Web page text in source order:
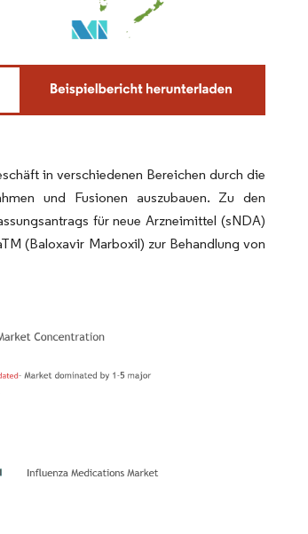
in verschiedenen Bereichen durch die
und Fusionen auszubauen. Zu den
für neue Arzneimittel (sNDA)
(Baloxavir Marboxil) zur Behandlung von